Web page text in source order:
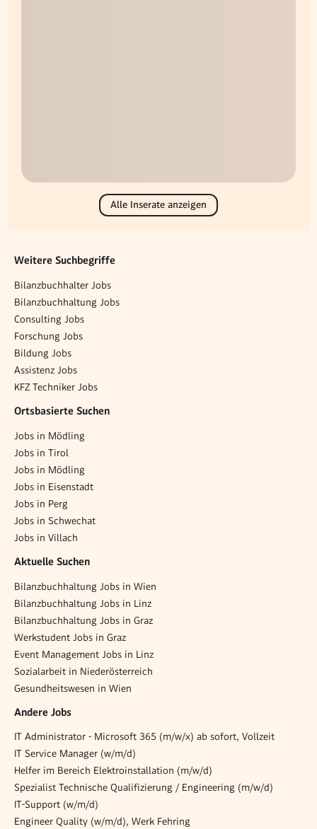
Alle Inserate anzeigen
Weitere Suchbegriffe
Bilanzbuchhalter Jobs
Bilanzbuchhaltung Jobs
Consulting Jobs
Forschung Jobs
Bildung Jobs
Assistenz Jobs
KFZ Techniker Jobs
Ortsbasierte Suchen
Jobs in Mödling
Jobs in Tirol
Jobs in Mödling
Jobs in Eisenstadt
Jobs in Perg
Jobs in Schwechat
Jobs in Villach
Aktuelle Suchen
Bilanzbuchhaltung Jobs in Wien
Bilanzbuchhaltung Jobs in Linz
Bilanzbuchhaltung Jobs in Graz
Werkstudent Jobs in Graz
Event Management Jobs in Linz
Sozialarbeit in Niederösterreich
Gesundheitswesen in Wien
Andere Jobs
IT Administrator - Microsoft 365 (m/w/x) ab sofort, Vollzeit
IT Service Manager (w/m/d)
Helfer im Bereich Elektroinstallation (m/w/d)
Spezialist Technische Qualifizierung / Engineering (m/w/d)
IT-Support (w/m/d)
Engineer Quality (w/m/d), Werk Fehring